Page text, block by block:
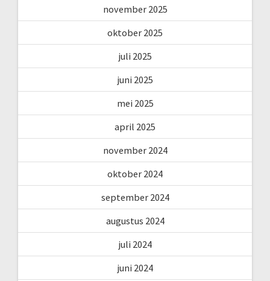
november 2025
oktober 2025
juli 2025
juni 2025
mei 2025
april 2025
november 2024
oktober 2024
september 2024
augustus 2024
juli 2024
juni 2024